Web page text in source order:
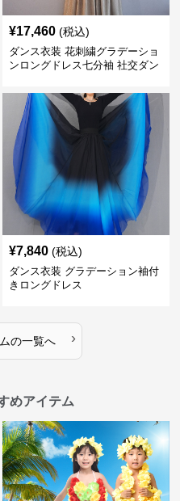
¥17,460 (税込)
ダンス衣装 花刺繍グラデーショ
ンロングドレス七分袖 社交ダン
¥7,840 (税込)
ダンス衣装 グラデーション袖付
きロングドレス
の一覧へ ›
めアイテム